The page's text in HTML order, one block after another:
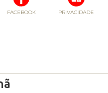
FACEBOOK PRIVACIDADE